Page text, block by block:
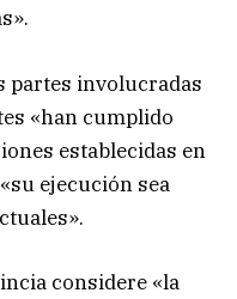
partes involucradas
«han cumplido
establecidas en
ejecución sea
considere «la